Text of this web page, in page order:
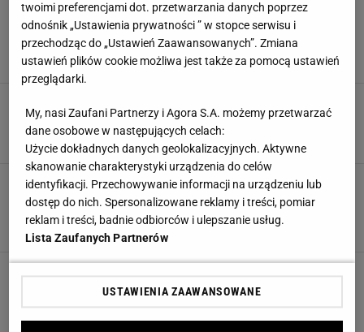
Przenośne klimatyzatory i wentylatory
najlepsze na upały. Są tanie i ciche, dobre do
sypialni
WENTYLATOR
klimatyzatora lub wentylatora ani rusz
KLIMATYZACJA KLIMATYZATOR
Top 5 wentylatorów domowych do 120 zł. Te
modele z Biedronki i Lidla zmieszczą się
wszędzie. Są małe i poręczne
RANKING WENTYLATOR
twoimi preferencjami dot. przetwarzania danych poprzez
odnośnik „Ustawienia prywatności ” w stopce serwisu i
przechodząc do „Ustawień Zaawansowanych”. Zmiana
ustawień plików cookie możliwa jest także za pomocą ustawień
przeglądarki.
My, nasi Zaufani Partnerzy i Agora S.A. możemy przetwarzać
dane osobowe w następujących celach:
Użycie dokładnych danych geolokalizacyjnych. Aktywne
skanowanie charakterystyki urządzenia do celów
identyfikacji. Przechowywanie informacji na urządzeniu lub
dostęp do nich. Spersonalizowane reklamy i treści, pomiar
reklam i treści, badnie odbiorców i ulepszanie usług.
Lista Zaufanych Partnerów
USTAWIENIA ZAAWANSOWANE